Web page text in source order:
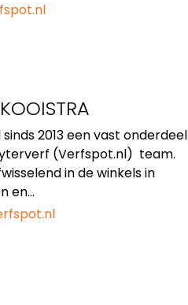
sinds 2013 een vast onderdeel
(Verfspot.nl) team.
in de winkels in
en...